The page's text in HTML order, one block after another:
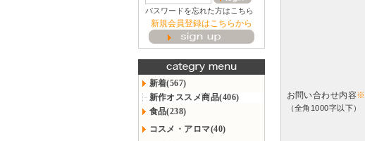
パスワードを忘れた方はこちら
新規会員登録はこちらから
新着(567)
新作オススメ商品(406)
食品(238)
コスメ・アロマ(40)
お問い合わせ内容※
（全角1000字以下）